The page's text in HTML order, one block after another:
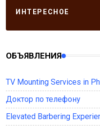
ИНТЕРЕСНОЕ
ОБЪЯВЛЕНИЯ
TV Mounting Services in
Доктор по телефону
Elevated Barbering